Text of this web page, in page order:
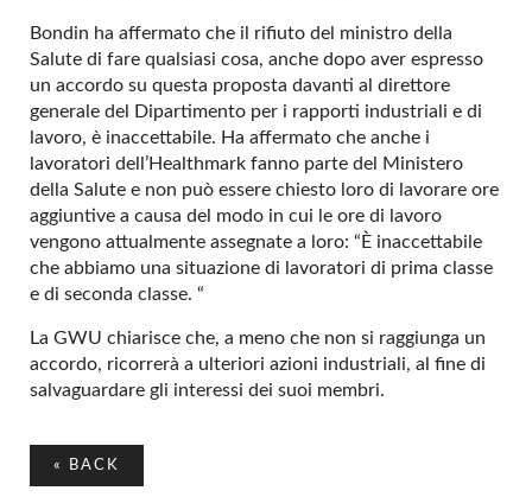
Bondin ha affermato che il rifiuto del ministro della
Salute di fare qualsiasi cosa, anche dopo aver espresso
un accordo su questa proposta davanti al direttore
generale del Dipartimento per i rapporti industriali e di
lavoro, è inaccettabile. Ha affermato che anche i
lavoratori dell’Healthmark fanno parte del Ministero
della Salute e non può essere chiesto loro di lavorare ore
aggiuntive a causa del modo in cui le ore di lavoro
vengono attualmente assegnate a loro: “È inaccettabile
che abbiamo una situazione di lavoratori di prima classe
e di seconda classe. “
La GWU chiarisce che, a meno che non si raggiunga un
accordo, ricorrerà a ulteriori azioni industriali, al fine di
salvaguardare gli interessi dei suoi membri.
« BACK